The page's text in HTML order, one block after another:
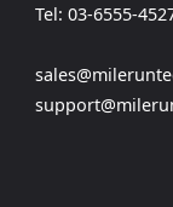
ビ
ゲ
Tel: 03-6555-